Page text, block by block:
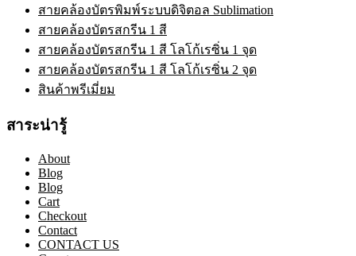
สายคล้องบัตรพิมพ์ระบบดิจิตอล Sublimation
สายคล้องบัตรสกรีน 1 สี
สายคล้องบัตรสกรีน 1 สี โลโก้เรซิ่น 1 จุด
สายคล้องบัตรสกรีน 1 สี โลโก้เรซิ่น 2 จุด
สินค้าพรีเมี่ยม
สาระน่ารู้
About
Blog
Blog
Cart
Checkout
Contact
CONTACT US